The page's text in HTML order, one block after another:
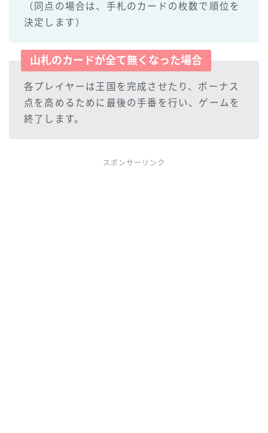
（同点の場合は、手札のカードの枚数で順位を
決定します）
山札のカードが全て無くなった場合
各プレイヤーは王国を完成させたり、ボーナス
点を高めるために最後の手番を行い、ゲームを
終了します。
スポンサーリンク